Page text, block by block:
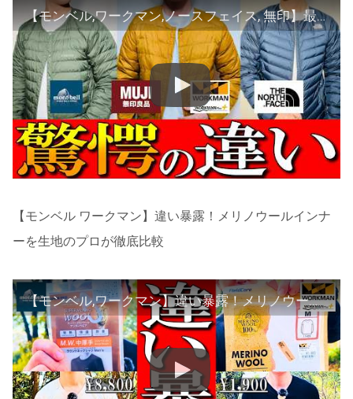
【モンベル,ワークマン,ノースフェイス, 無印】最強インナーダウンジャケットをプロが比較
【モンベル ワークマン】違い暴露！メリノウールインナ
ーを生地のプロが徹底比較
【モンベル,ワークマン】違い暴露！メリノウールインナーを生地のプロが徹底比較